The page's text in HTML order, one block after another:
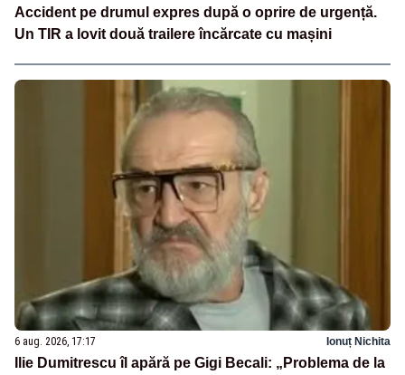
Accident pe drumul expres după o oprire de urgență.
Un TIR a lovit două trailere încărcate cu mașini
6 aug. 2026, 17:17 Ionuț Nichita
Ilie Dumitrescu îl apără pe Gigi Becali: „Problema de la